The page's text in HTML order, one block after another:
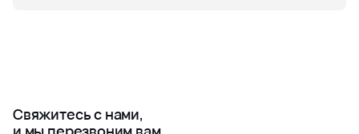
Свяжитесь с нами,